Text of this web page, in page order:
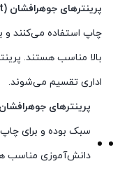
پرینترهای جوهرافشان (Inkjet):
چاپ استفاده می‌کنند و
بالا مناسب هستند.
اداری تقسیم می‌شوند.
پرینترهای
سبک بوده و برای
دانش‌آموزی مناسب